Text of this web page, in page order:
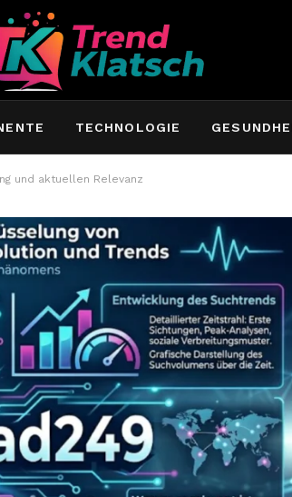
TECHNOLOGIE
und aktuellen Relevanz